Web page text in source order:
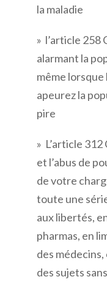
la maladie
» l’article 258
alarmant la
même lorsque
apeurez la
pire
» L’article
et l’abus de
de votre
toute une
aux libertés,
pharmas, en
des
des sujets